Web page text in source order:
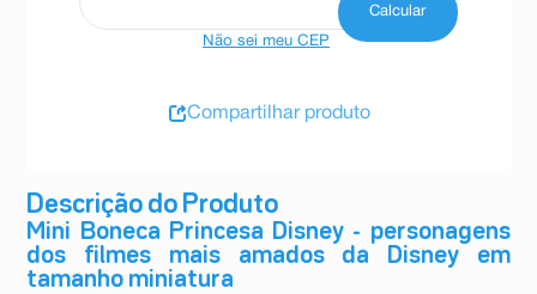
Descrição do Produto
Mini Boneca Princesa Disney - personagens
dos filmes mais amados da Disney em
tamanho miniatura
Não sei meu CEP
Compartilhar produto